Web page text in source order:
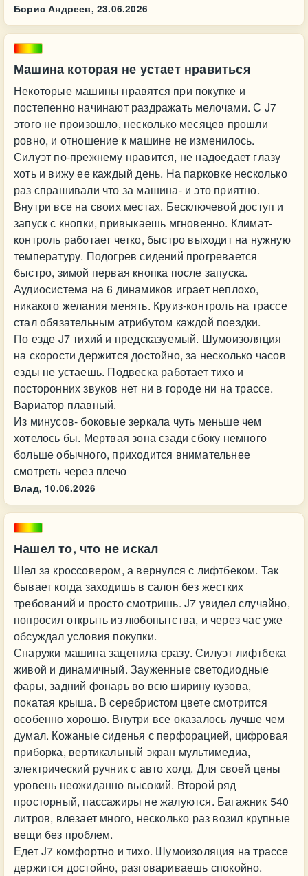
Борис Андреев, 23.06.2026
Машина которая не устает нравиться
Некоторые машины нравятся при покупке и
постепенно начинают раздражать мелочами. С J7
этого не произошло, несколько месяцев прошли
ровно, и отношение к машине не изменилось.
Силуэт по-прежнему нравится, не надоедает глазу
хоть и вижу ее каждый день. На парковке несколько
раз спрашивали что за машина- и это приятно.
Внутри все на своих местах. Бесключевой доступ и
запуск с кнопки, привыкаешь мгновенно. Климат-
контроль работает четко, быстро выходит на нужную
температуру. Подогрев сидений прогревается
быстро, зимой первая кнопка после запуска.
Аудиосистема на 6 динамиков играет неплохо,
никакого желания менять. Круиз-контроль на трассе
стал обязательным атрибутом каждой поездки.
По езде J7 тихий и предсказуемый. Шумоизоляция
на скорости держится достойно, за несколько часов
езды не устаешь. Подвеска работает тихо и
посторонних звуков нет ни в городе ни на трассе.
Вариатор плавный.
Из минусов- боковые зеркала чуть меньше чем
хотелось бы. Мертвая зона сзади сбоку немного
больше обычного, приходится внимательнее
смотреть через плечо
Влад, 10.06.2026
Нашел то, что не искал
Шел за кроссовером, а вернулся с лифтбеком. Так
бывает когда заходишь в салон без жестких
требований и просто смотришь. J7 увидел случайно,
попросил открыть из любопытства, и через час уже
обсуждал условия покупки.
Снаружи машина зацепила сразу. Силуэт лифтбека
живой и динамичный. Зауженные светодиодные
фары, задний фонарь во всю ширину кузова,
покатая крыша. В серебристом цвете смотрится
особенно хорошо. Внутри все оказалось лучше чем
думал. Кожаные сиденья с перфорацией, цифровая
приборка, вертикальный экран мультимедиа,
электрический ручник с авто холд. Для своей цены
уровень неожиданно высокий. Второй ряд
просторный, пассажиры не жалуются. Багажник 540
литров, влезает много, несколько раз возил крупные
вещи без проблем.
Едет J7 комфортно и тихо. Шумоизоляция на трассе
держится достойно, разговариваешь спокойно.